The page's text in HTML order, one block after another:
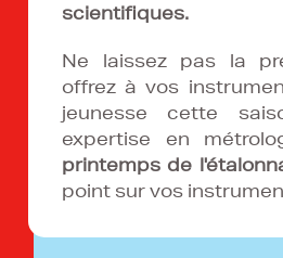
scientifiques.
Ne laissez pas la
offrez à vos
jeunesse cette
expertise en
printemps de
point sur vos